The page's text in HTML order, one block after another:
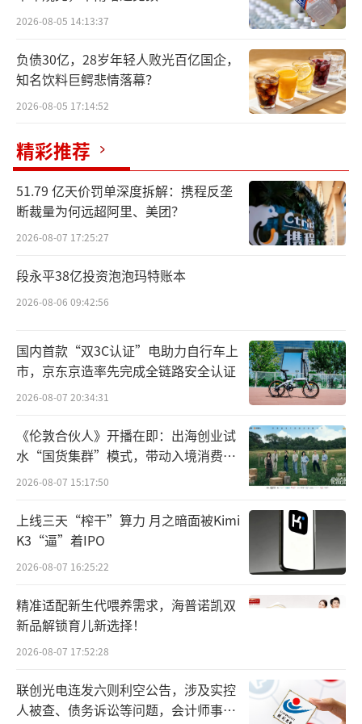
药业、信立泰、海思科、贝达药业、兴齐眼
上述药企销售费用增长通常与新品上市节
奏、适应症拓展以及商业化团队建设投入增加
要对学术推广、医院准入及区域销售网络建设
持续投入资金。
以百济神州为例，其2026年第一季度销售
费用位居前列，主要与其全球商业化持续推进
相关。仅在2025年期间，其围绕百悦泽®、百泽
安®（替雷利珠单抗）、安泰适®、安加维®、倍
这9家药企近三年第一季度销售费用部分呈
现前期增长多、后期增速小幅放缓趋势，成熟
创新药企经过早期商业化渠道铺设，新增投放
空间收窄；而仍有处于新品放量周期的企业销
售费用依旧维持在较高水平。
另有7家药企近三年一季度销售费用持续下
降，这类企业的产品以低毛利传统仿制药为
主，部分药品面临价格下行压力、渠道推广价
值减弱，企业主动对终端推广、商业化投放进
行调整优化。
还有13家药企近三年一季度销售费用阶段
性波动明显，这些药企常常双向布局仿制药与
创新药，费用变化与产品周期切换及新品商业
2026-08-05 14:13:37
负债30亿，28岁年轻人败光百亿国企，
知名饮料巨鳄悲情落幕？
2026-08-05 17:14:52
精彩推荐
51.79 亿天价罚单深度拆解：携程反垄
断裁量为何远超阿里、美团？
2026-08-07 17:25:27
段永平38亿投资泡泡玛特账本
2026-08-06 09:42:56
国内首款“双3C认证”电助力自行车上
市，京东京造率先完成全链路安全认证
2026-08-07 20:34:31
《伦敦合伙人》开播在即：出海创业试
水“国货集群”模式，带动入境消费反
向种草
2026-08-07 15:17:50
上线三天“榨干”算力 月之暗面被Kimi
K3“逼”着IPO
2026-08-07 16:25:22
精准适配新生代喂养需求，海普诺凯双
新品解锁育儿新选择！
2026-08-07 17:52:28
联创光电连发六则利空公告，涉及实控
人被查、债务诉讼等问题，会计师事务